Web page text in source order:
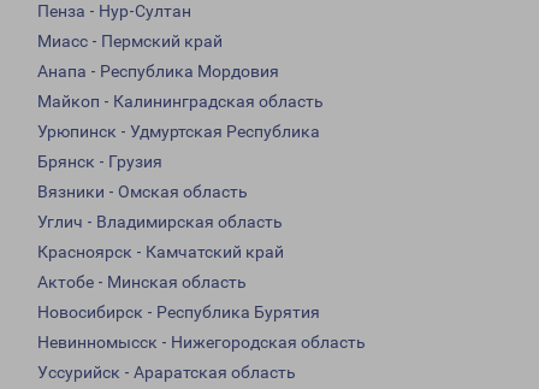
Пенза - Нур-Султан
Миасс - Пермский край
Анапа - Республика Мордовия
Майкоп - Калининградская область
Урюпинск - Удмуртская Республика
Брянск - Грузия
Вязники - Омская область
Углич - Владимирская область
Красноярск - Камчатский край
Актобе - Минская область
Новосибирск - Республика Бурятия
Невинномысск - Нижегородская область
Уссурийск - Араратская область